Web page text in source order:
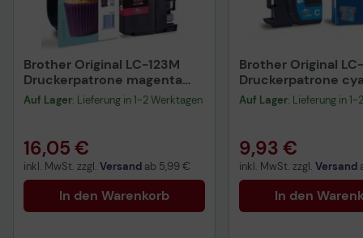
Brother Original LC-123M
Druckerpatrone magenta
600 Seiten (LC123M)
Auf Lager: Lieferung in 1-2 Werktagen
16,05 €
inkl. MwSt. zzgl. Versand ab 5,99 €
In den Warenkorb
Brother Original
Druckerpatrone
Seiten (LC980C)
Auf Lager: Lieferung in
9,93 €
inkl. MwSt. zzgl. Versand
In den